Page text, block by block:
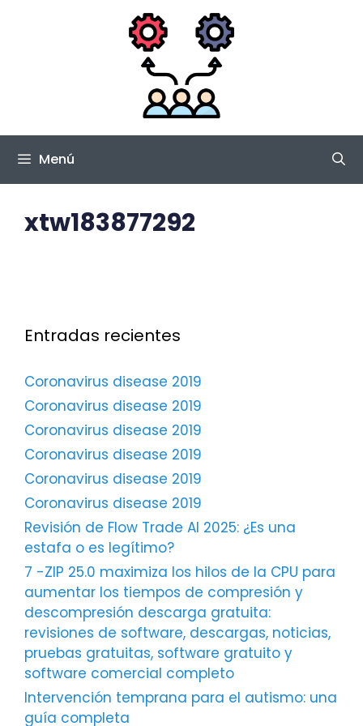
Menú
xtw183877292
Entradas recientes
Coronavirus disease 2019
Coronavirus disease 2019
Coronavirus disease 2019
Coronavirus disease 2019
Coronavirus disease 2019
Coronavirus disease 2019
Revisión de Flow Trade AI 2025: ¿Es una
estafa o es legítimo?
7 -ZIP 25.0 maximiza los hilos de la CPU para
aumentar los tiempos de compresión y
descompresión descarga gratuita:
revisiones de software, descargas, noticias,
pruebas gratuitas, software gratuito y
software comercial completo
Intervención temprana para el autismo: una
guía completa